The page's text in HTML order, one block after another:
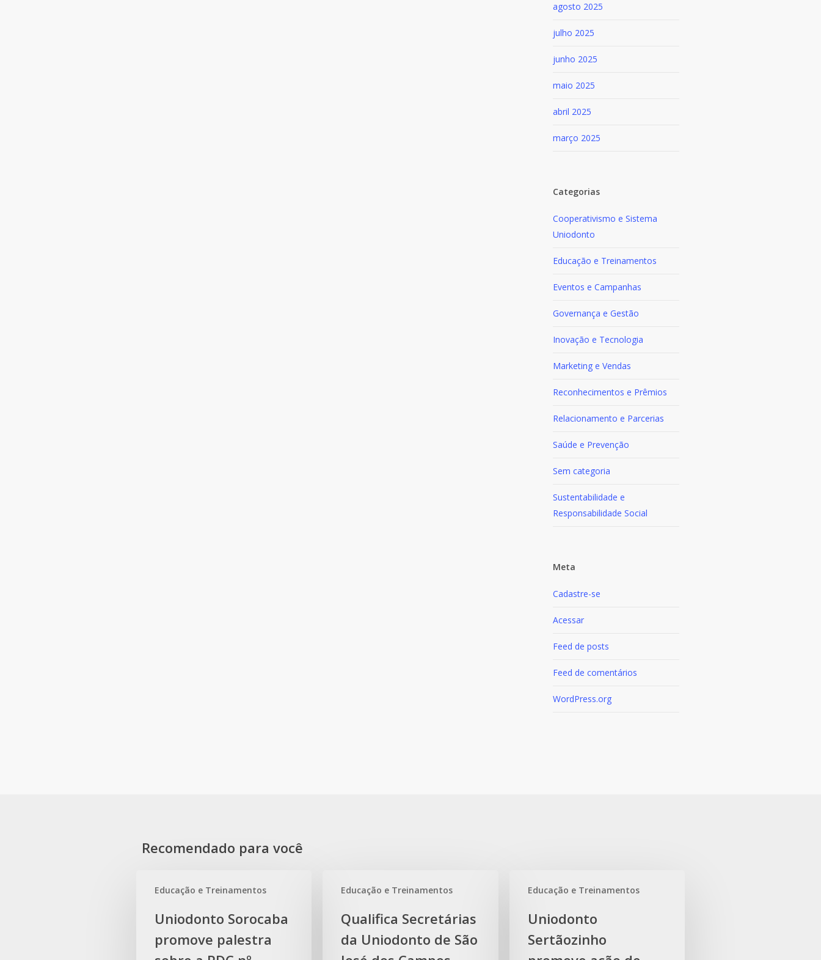
agosto 2025
julho 2025
junho 2025
maio 2025
abril 2025
março 2025
Categorias
Cooperativismo e Sistema
Uniodonto
Educação e Treinamentos
Eventos e Campanhas
Governança e Gestão
Inovação e Tecnologia
Marketing e Vendas
Reconhecimentos e Prêmios
Relacionamento e Parcerias
Saúde e Prevenção
Sem categoria
Sustentabilidade e
Responsabilidade Social
Meta
Cadastre-se
Acessar
Feed de posts
Feed de comentários
WordPress.org
Recomendado para você
Educação e Treinamentos
Sorocaba
promove
palestra
Uniodonto Sorocaba
promove palestra
Educação e Treinamentos
Secretárias
Uniodonto
Qualifica Secretárias
da Uniodonto de São
Educação e Treinamentos
Sertãozinho
promove
Uniodonto
Sertãozinho